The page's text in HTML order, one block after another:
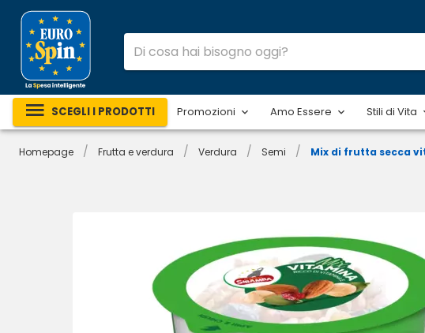
SCEGLI I PRODOTTI Promozioni Amo Essere Stili di Vita
Homepage / Frutta e verdura / Verdura / Semi / Mix di frutta secca